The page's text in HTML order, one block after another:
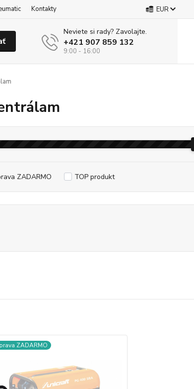
Kontakty EUR
Neviete si rady? Zavolajte.
+421 907 859 132
9:00 - 16:00
ZADARMO TOP produkt
ZADARMO